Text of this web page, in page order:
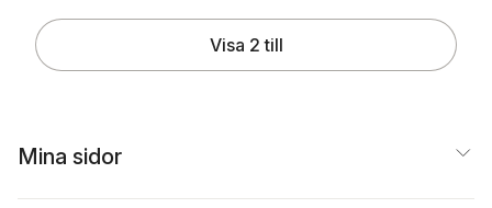
Visa 2 till
Mina sidor